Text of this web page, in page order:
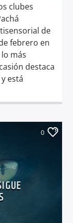
clubes
de
febrero en
más
destaca
está
0